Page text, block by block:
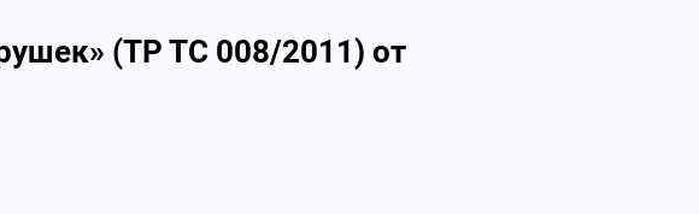
(ТР ТС 008/2011) от